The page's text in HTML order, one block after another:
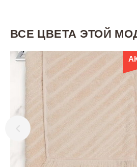
ВСЕ ЦВЕТА ЭТОЙ